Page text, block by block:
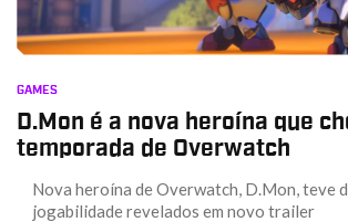
GAMES
D.Mon é a nova heroína que
temporada de Overwatch
Nova heroína de Overwatch, D.Mon, teve
jogabilidade revelados em novo trailer